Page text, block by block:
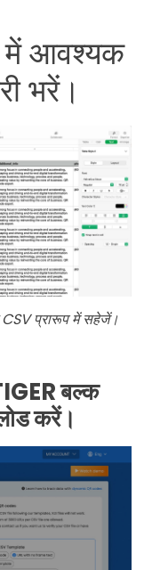
में आवश्यक
भरें।
प्रारूप में सहेजें।
बल्क
करें।